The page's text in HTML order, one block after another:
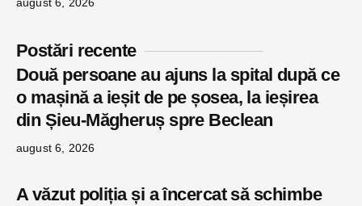
august 6, 2026
Postări recente
Două persoane au ajuns la spital după ce
o mașină a ieșit de pe șosea, la ieșirea
din Șieu-Măgheruș spre Beclean
august 6, 2026
A văzut poliția și a încercat să schimbe